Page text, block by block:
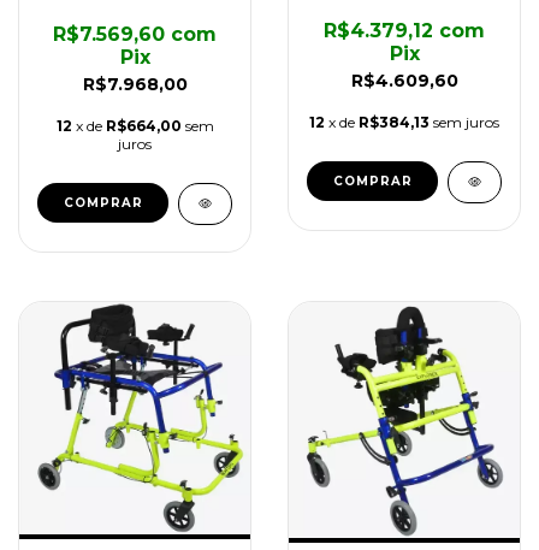
R$7.968,00
R$7.569,60 com
Pix
12 x de R$664,00 sem
juros
COMPRAR
R$4.609,60
R$4.379,12 com
Pix
12 x de R$384,13 sem juros
COMPRAR